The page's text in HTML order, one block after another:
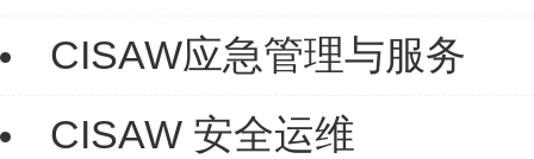
CISAW应急管理与服务
CISAW 安全运维